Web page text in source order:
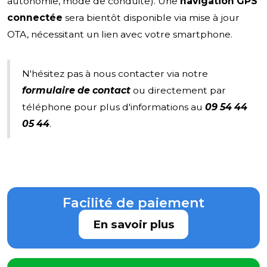
connectée sera bientôt disponible via mise à jour
OTA, nécessitant un lien avec votre smartphone.
N'hésitez pas à nous contacter via notre
formulaire de contactou directement par
téléphone pour plus d'informations au 09 54 44
05 44.
Facilité de paiement
En savoir plus